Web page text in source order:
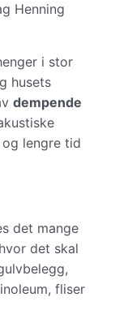
Henning
i stor
husets
dempende
lengre tid
det mange
det skal
fliser